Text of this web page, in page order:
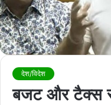
देश/विदेश
बजट और टैक्स से